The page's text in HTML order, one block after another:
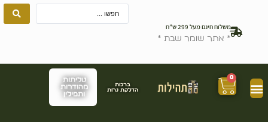
משלוח חינם מעל 299 ש”ח
* אתר שומר שבת *
ברכות
הדלקת נרות
טליתות
מהודרות
ותפילין
0